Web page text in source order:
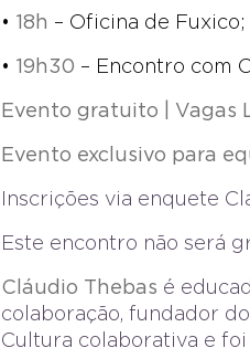
• 18h – Oficina de Fuxico;
• 19h30 – Encontro com
Evento gratuito | Vagas
Evento exclusivo para
Inscrições via enquete
Este encontro não será
Cláudio Thebas é
colaboração, fundador
Cultura colaborativa e